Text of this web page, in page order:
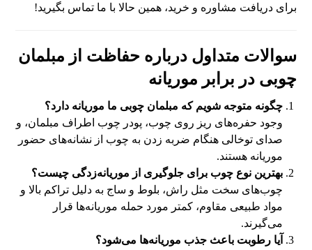
برای دریافت مشاوره و خرید، همین حالا با ما تماس بگیرید!
سوالات متداول درباره حفاظت از مبلمان
چوبی در برابر موریانه
چگونه متوجه شویم که مبلمان چوبی ما موریانه دارد؟
وجود حفره‌های ریز روی چوب، پودر چوب اطراف مبلمان، و
صدای توخالی هنگام ضربه زدن به چوب از نشانه‌های حضور
موریانه هستند.
بهترین نوع چوب برای جلوگیری از موریانه‌زدگی چیست؟
چوب‌های سخت مثل راش، بلوط و ساج به دلیل تراکم بالا و
مواد طبیعی مقاوم، کمتر مورد حمله موریانه‌ها قرار
می‌گیرند.
آیا رطوبت باعث جذب موریانه‌ها می‌شود؟